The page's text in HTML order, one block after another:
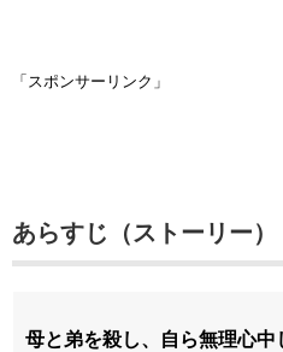
「スポンサーリンク」
あらすじ（ストーリー）
母と弟を殺し、自ら無理心